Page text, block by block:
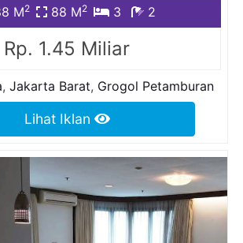
M2 88 M2 3 2
Rp. 1.45 Miliar
, Jakarta Barat, Grogol Petamburan
Lihat Iklan